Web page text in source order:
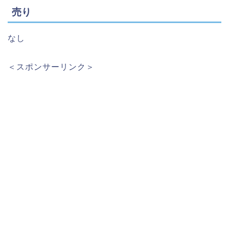
売り
なし
＜スポンサーリンク＞